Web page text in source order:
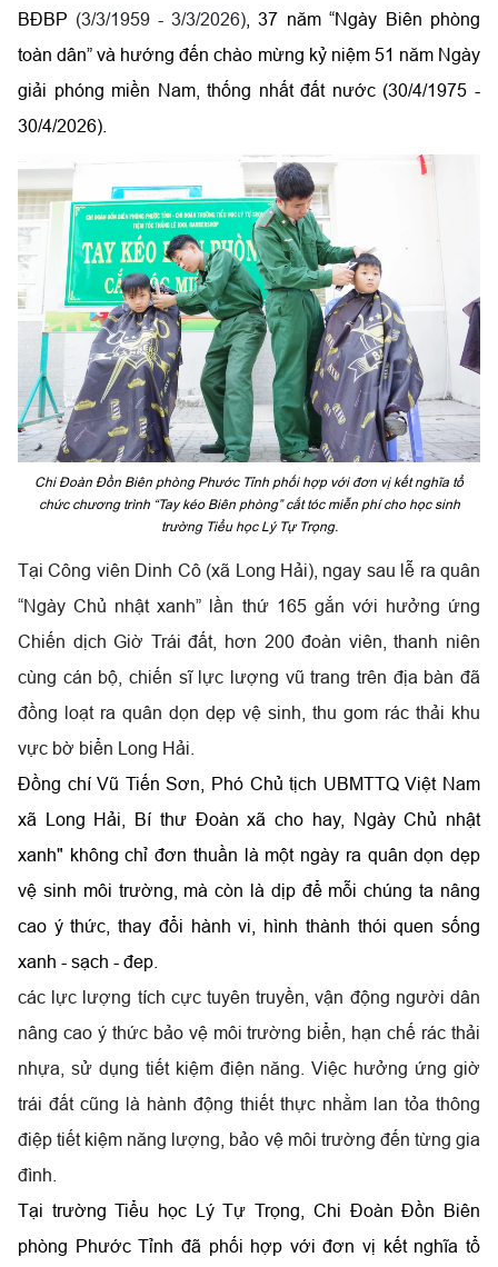
BĐBP (3/3/1959 - 3/3/2026) , 37 năm “Ngày Biên phòng
toàn dân” và hướng đến chào mừng kỷ niệm 51 năm Ngày
giải phóng miền Nam, thống nhất đất nước (30/4/1975 -
30/4/2026).
Chi Đoàn Đồn Biên phòng Phước Tỉnh phối hợp với đơn vị kết nghĩa tổ
chức chương trình “Tay kéo Biên phòng” cắt tóc miễn phí cho học sinh
trường Tiểu học Lý Tự Trọng.
Tại Công viên Dinh Cô (xã Long Hải), ngay sau lễ ra quân
“Ngày Chủ nhật xanh” lần thứ 165 gắn với hưởng ứng
Chiến dịch Giờ Trái đất, hơn 200 đoàn viên, thanh niên
cùng cán bộ, chiến sĩ lực lượng vũ trang trên địa bàn đã
đồng loạt ra quân dọn dẹp vệ sinh, thu gom rác thải khu
vực bờ biển Long Hải.
Đồng chí Vũ Tiến Sơn, Phó Chủ tịch UBMTTQ Việt Nam
xã Long Hải, Bí thư Đoàn xã cho hay, Ngày Chủ nhật
xanh" không chỉ đơn thuần là một ngày ra quân dọn dẹp
vệ sinh môi trường, mà còn là dịp để mỗi chúng ta nâng
cao ý thức, thay đổi hành vi, hình thành thói quen sống
xanh - sạch - đep.
các lực lượng tích cực tuyên truyền, vận động người dân
nâng cao ý thức bảo vệ môi trường biển, hạn chế rác thải
nhựa, sử dụng tiết kiệm điện năng. Việc hưởng ứng giờ
trái đất cũng là hành động thiết thực nhằm lan tỏa thông
điệp tiết kiệm năng lượng, bảo vệ môi trường đến từng gia
đình.
Tại trường Tiểu học Lý Tự Trọng, Chi Đoàn Đồn Biên
phòng Phước Tỉnh đã phối hợp với đơn vị kết nghĩa tổ